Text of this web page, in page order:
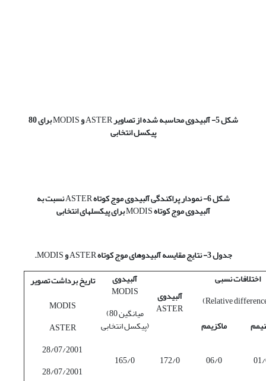
شکل 5- آلبیدوی محاسبه شده از تصاویر ASTERوMODIS برای 80
پیکسل انتخابی
شکل 6- نمودار پراکندگی آلبیدوی موج کوتاه ASTERنسبت به
آلبیدوی موج کوتاهMODISبرای پیکسل­های انتخابی
جدول 3- نتایج مقایسه آلبیدوهای موج کوتاه ASTERوMODIS
.
تاریخ برداشت تصویر
آلبیدوی
MODIS
(میانگین 80
پیکسل انتخابی)
آلبیدوی
ASTER
اختلافات نسبی
(Relative
MODIS
ASTER
ماکزیمم
28/07/2001
28/07/2001
165/0 172/0 06/0